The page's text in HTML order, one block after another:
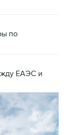
по
ЕАЭС и